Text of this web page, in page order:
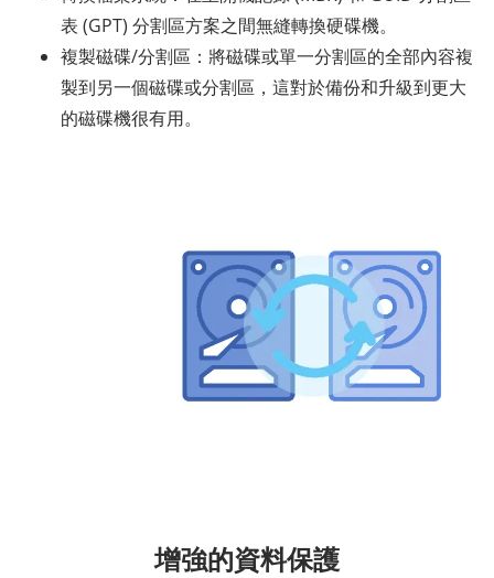
表 (GPT) 分割區方案之間無縫轉換硬碟機。
複製磁碟/分割區：將磁碟或單一分割區的全部內容複
製到另一個磁碟或分割區，這對於備份和升級到更大
的磁碟機很有用。
增強的資料保護